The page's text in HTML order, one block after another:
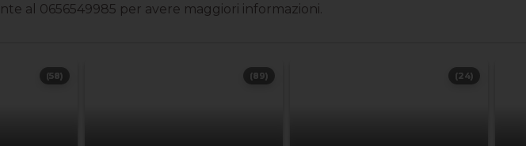
al 0656549985 per avere maggiori informazioni.
(58) (89) (24)